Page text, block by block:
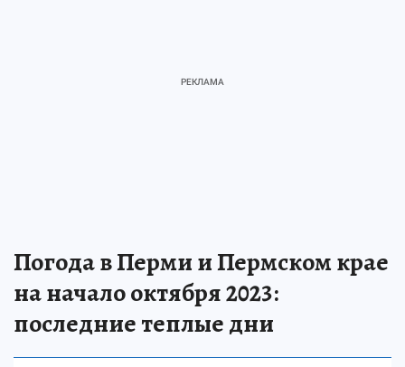
Погода в Перми и Пермском крае
на начало октября 2023:
последние теплые дни